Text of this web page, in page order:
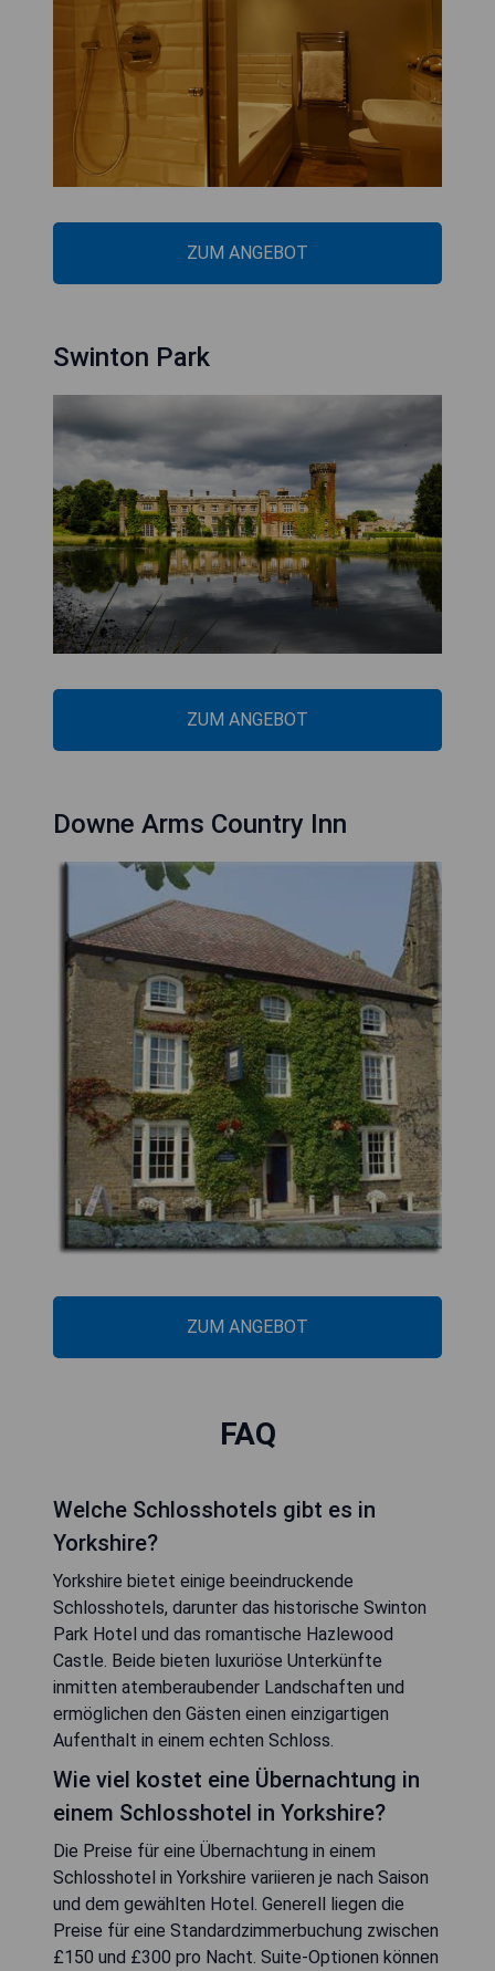
ZUM ANGEBOT
Swinton Park
ZUM ANGEBOT
Downe Arms Country Inn
ZUM ANGEBOT
FAQ
Welche Schlosshotels gibt es in
Yorkshire?
Yorkshire bietet einige beeindruckende
Schlosshotels, darunter das historische Swinton
Park Hotel und das romantische Hazlewood
Castle. Beide bieten luxuriöse Unterkünfte
inmitten atemberaubender Landschaften und
ermöglichen den Gästen einen einzigartigen
Aufenthalt in einem echten Schloss.
Wie viel kostet eine Übernachtung in
einem Schlosshotel in Yorkshire?
Die Preise für eine Übernachtung in einem
Schlosshotel in Yorkshire variieren je nach Saison
und dem gewählten Hotel. Generell liegen die
Preise für eine Standardzimmerbuchung zwischen
£150 und £300 pro Nacht. Suite-Optionen können